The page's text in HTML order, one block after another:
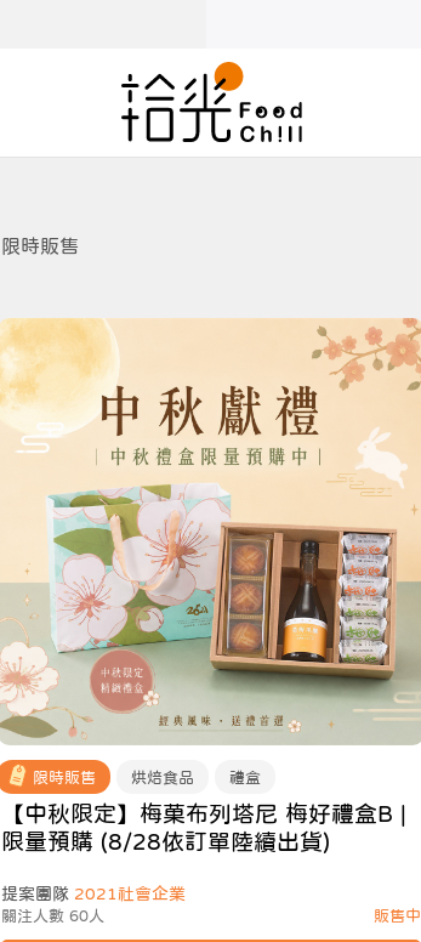
限時販售
限時販售 烘焙食品 禮盒
【中秋限定】梅菓布列塔尼 梅好禮盒B |
限量預購 (8/28依訂單陸續出貨)
提案團隊 2021社會企業
關注人數 60人 販售中